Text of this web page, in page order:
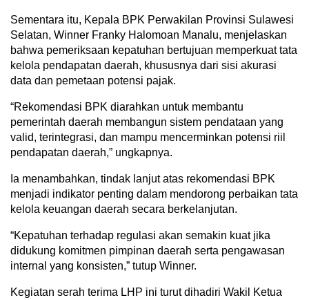
Sementara itu, Kepala BPK Perwakilan Provinsi Sulawesi
Selatan, Winner Franky Halomoan Manalu, menjelaskan
bahwa pemeriksaan kepatuhan bertujuan memperkuat tata
kelola pendapatan daerah, khususnya dari sisi akurasi
data dan pemetaan potensi pajak.
“Rekomendasi BPK diarahkan untuk membantu
pemerintah daerah membangun sistem pendataan yang
valid, terintegrasi, dan mampu mencerminkan potensi riil
pendapatan daerah,” ungkapnya.
Ia menambahkan, tindak lanjut atas rekomendasi BPK
menjadi indikator penting dalam mendorong perbaikan tata
kelola keuangan daerah secara berkelanjutan.
“Kepatuhan terhadap regulasi akan semakin kuat jika
didukung komitmen pimpinan daerah serta pengawasan
internal yang konsisten,” tutup Winner.
Kegiatan serah terima LHP ini turut dihadiri Wakil Ketua